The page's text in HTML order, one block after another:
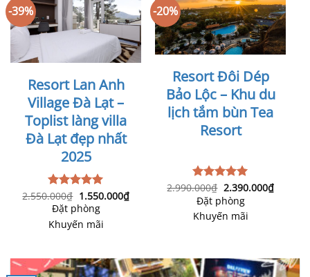
-39%
Resort Lan Anh
Village Đà Lạt –
Toplist làng villa
Đà Lạt đẹp nhất
2025
Được xếp
hạng5.00
5 sao
2.550.000₫ Giá
gốc
là:
2.550.000₫.
1.550.000₫Giá
hiện
Đặt phòng
Khuyến mãi
-20%
Resort Đôi Dép
Bảo Lộc – Khu du
lịch tắm bùn Tea
Resort
Được xếp
hạng5.00
5 sao
2.990.000₫ Giá
gốc
là:
2.990.000₫.
2.390.000₫Giá
hiện
Đặt phòng
Khuyến mãi